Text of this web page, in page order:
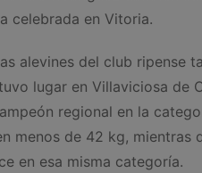
celebrada en Vitoria.
alevines del club ripense
lugar en Villaviciosa de
regional en la
menos de 42 kg,
en esa misma categoría.